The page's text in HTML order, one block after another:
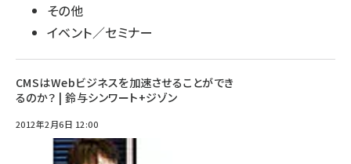
その他
イベント／セミナー
CMSはWebビジネスを加速させることができ
るのか？ | 鈴与シンワート+ジゾン
2012年2月6日 12:00